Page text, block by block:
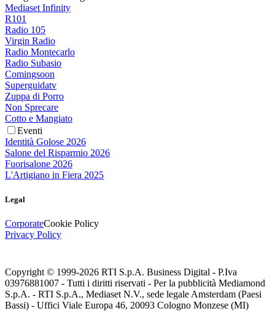
Mediaset Infinity
R101
Radio 105
Virgin Radio
Radio Montecarlo
Radio Subasio
Comingsoon
Superguidatv
Zuppa di Porro
Non Sprecare
Cotto e Mangiato
Eventi
Identità Golose 2026
Salone del Risparmio 2026
Fuorisalone 2026
L'Artigiano in Fiera 2025
Legal
CorporateCookie Policy
Privacy Policy
Copyright © 1999-2026 RTI S.p.A. Business Digital - P.Iva
03976881007 - Tutti i diritti riservati - Per la pubblicità Mediamond
S.p.A. - RTI S.p.A., Mediaset N.V., sede legale Amsterdam (Paesi
Bassi) - Uffici Viale Europa 46, 20093 Cologno Monzese (MI)